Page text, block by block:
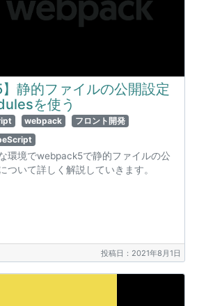
静的ファイルの公開設定
を使う
webpack
フロント開発
環境でwebpack5で静的ファイルの公
ついて詳しく解説していきます。
投稿日：2021年8月1日